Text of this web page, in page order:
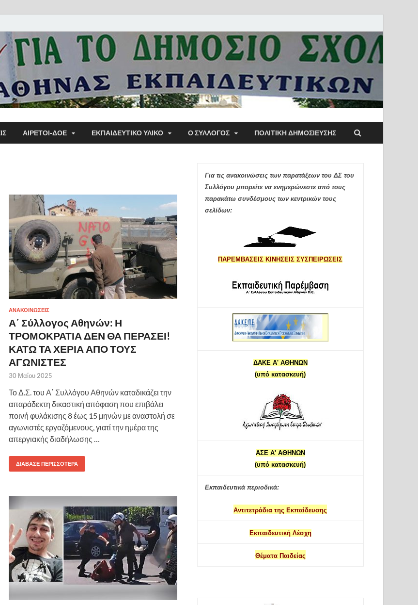
Α΄ Σύλλογος Αθηνών
Εκπαιδευτικών Π.Ε.
ΑΙΡΕΤΟΙ-ΔΟΕ ΕΚΠΑΙΔΕΥΤΙΚΌ ΥΛΙΚΌ Ο ΣΥΛΛΟΓΟΣ ΠΟΛΙΤΙΚΉ ΔΗΜΟΣΊΕΥΣΗΣ
ΑΝΑΚΟΙΝΩΣΕΙΣ
Α΄ Σύλλογος Αθηνών: Η
ΤΡΟΜΟΚΡΑΤΙΑ ΔΕΝ ΘΑ ΠΕΡΑΣΕΙ!
ΚΑΤΩ ΤΑ ΧΕΡΙΑ ΑΠΟ ΤΟΥΣ
ΑΓΩΝΙΣΤΕΣ
30 Μαΐου 2025
Το Δ.Σ. του Α΄ Συλλόγου Αθηνών καταδικάζει την
απαράδεκτη δικαστική απόφαση που επιβάλει
ποινή φυλάκισης 8 έως 15 μηνών με αναστολή σε
αγωνιστές εργαζόμενους, γιατί την ημέρα της
απεργιακής διαδήλωσης …
ΔΙΆΒΑΣΕ ΠΕΡΙΣΣΌΤΕΡΑ
Για τις ανακοινώσεις των παρατάξεων του ΔΣ του
Συλλόγου μπορείτε να ενημερώνεστε από τους
παρακάτω συνδέσμους των κεντρικών τους
σελίδων:
ΠΑΡΕΜΒΑΣΕΙΣ ΚΙΝΗΣΕΙΣ ΣΥΣΠΕΙΡΩΣΕΙΣ
ΔΑΚΕ Α' ΑΘΗΝΩΝ
(υπό κατασκευή)
ΑΣΕ Α' ΑΘΗΝΩΝ
(υπό κατασκευή)
Εκπαιδευτικά περιοδικά:
Αντιτετράδια της Εκπαίδευσης
Εκπαιδευτική Λέσχη
Θέματα Παιδείας